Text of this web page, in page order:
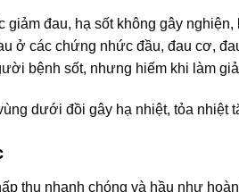
giảm đau, hạ sốt không gây
ở các chứng nhức đầu, đau cơ,
bệnh sốt, nhưng hiếm khi làm
dưới đồi gây hạ nhiệt, tỏa
thu nhanh chóng và hầu như